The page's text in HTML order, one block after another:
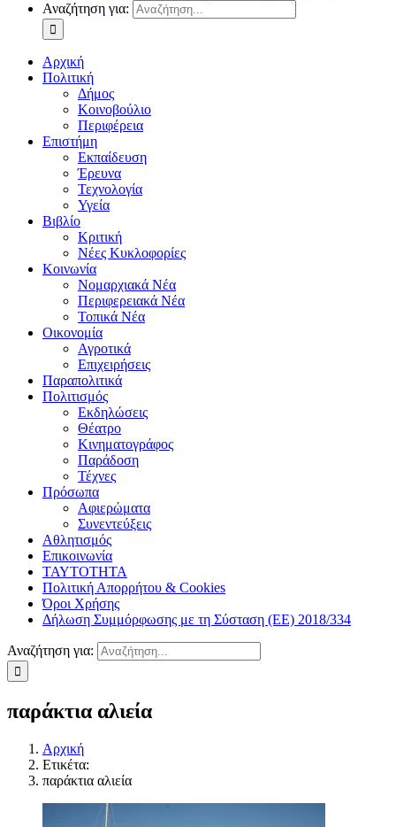
Αναζήτηση για:
Αρχική
Πολιτική
Δήμος
Κοινοβούλιο
Περιφέρεια
Επιστήμη
Εκπαίδευση
Έρευνα
Τεχνολογία
Υγεία
Βιβλίο
Κριτική
Νέες Κυκλοφορίες
Κοινωνία
Νομαρχιακά Νέα
Περιφερειακά Νέα
Τοπικά Νέα
Οικονομία
Αγροτικά
Επιχειρήσεις
Παραπολιτικά
Πολιτισμός
Εκδηλώσεις
Θέατρο
Κινηματογράφος
Παράδοση
Τέχνες
Πρόσωπα
Αφιερώματα
Συνεντεύξεις
Αθλητισμός
Επικοινωνία
ΤΑΥΤΟΤΗΤΑ
Πολιτική Απορρήτου & Cookies
Όροι Χρήσης
Δήλωση Συμμόρφωσης με τη Σύσταση (ΕΕ) 2018/334
Αναζήτηση για:
παράκτια αλιεία
Αρχική
Ετικέτα:
παράκτια αλιεία